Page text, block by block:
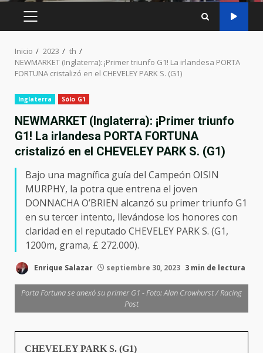
MENÚ
Inicio 2023
th
NEWMARKET (Inglaterra): ¡Primer triunfo G1! La irlandesa PORTA
FORTUNA cristalizó en el CHEVELEY PARK S. (G1)
Inglaterra Sólo G1
NEWMARKET (Inglaterra): ¡Primer triunfo
G1! La irlandesa PORTA FORTUNA
cristalizó en el CHEVELEY PARK S. (G1)
Bajo una magnífica guía del Campeón OISIN
MURPHY, la potra que entrena el joven
DONNACHA O’BRIEN alcanzó su primer triunfo G1
en su tercer intento, llevándose los honores con
claridad en el reputado CHEVELEY PARK S. (G1,
1200m, grama, £ 272.000).
Enrique Salazar septiembre 30, 2023 3 min de lectura
Porta Fortuna se anexó su primer G1 - Foto: Alan Crowhurst / Racing
Post
CHEVELEY PARK S. (G1)